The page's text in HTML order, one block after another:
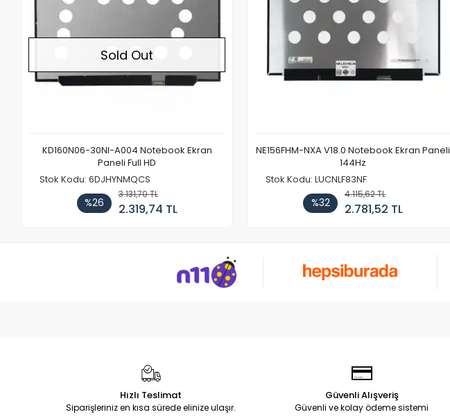
Sold Out
KD160N06-30NI-A004 Notebook Ekran
Paneli Full HD
Stok Kodu: 6DJHYNMQCS
%26
3.131,70 TL
2.319,74 TL
NE156FHM-NXA V18.0 Notebook Ekran Paneli
144Hz
Stok Kodu: LUCNLF83NF
%32
4.115,62 TL
2.781,52 TL
Hızlı Teslimat
Siparişleriniz en kısa sürede elinize ulaşır.
Güvenli Alışveriş
Güvenli ve kolay ödeme sistemi